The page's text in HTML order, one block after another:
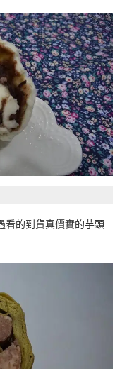
看的到貨真價實的芋頭